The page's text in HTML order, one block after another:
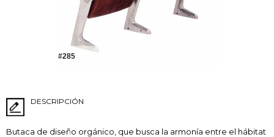
#285
DESCRIPCIÓN
Butaca de diseño orgánico, que busca la armonía entre el hábitat